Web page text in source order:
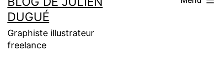
DUGUÉ
Graphiste illustrateur
freelance